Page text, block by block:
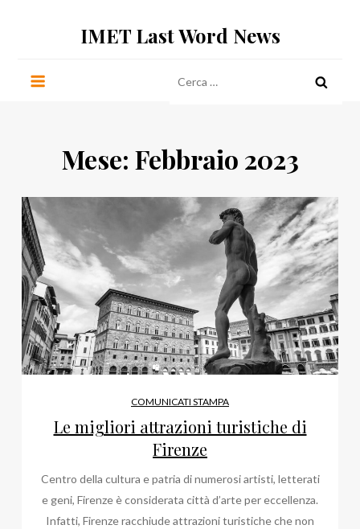
IMET Last Word News
per:
Mese: Febbraio 2023
COMUNICATI STAMPA
Le migliori attrazioni turistiche di
Firenze
Centro della cultura e patria di numerosi artisti, letterati
e geni, Firenze è considerata città d’arte per eccellenza.
Infatti, Firenze racchiude attrazioni turistiche che non